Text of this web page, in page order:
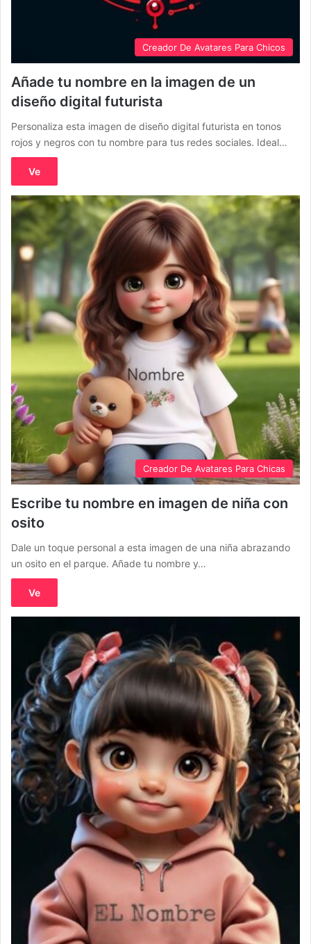
Creador De Avatares Para Chicos
Añade tu nombre en la imagen de un
diseño digital futurista
Personaliza esta imagen de diseño digital futurista en tonos
rojos y negros con tu nombre para tus redes sociales. Ideal…
Ve
Creador De Avatares Para Chicas
Escribe tu nombre en imagen de niña con
osito
Dale un toque personal a esta imagen de una niña abrazando
un osito en el parque. Añade tu nombre y…
Ve